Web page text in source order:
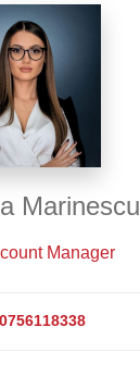
Marinescu
Manager